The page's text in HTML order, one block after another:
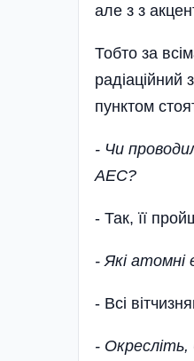
але з з
Тобто за
радіаційний
пунктом
- Чи
АЕС?
- Так, її
- Які атомні
- Всі
- Окресліть,